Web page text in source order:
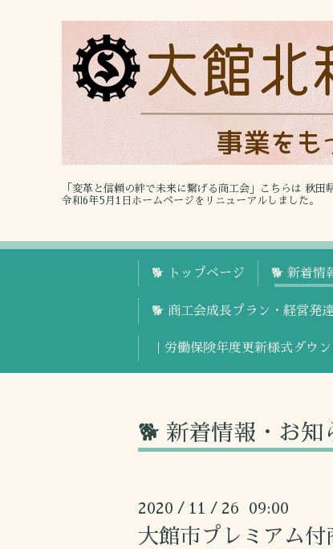
「変革と信頼の絆で未来に繋げる商工会」こちらは 秋
令和6年5月1日ホームページをリニューアルしました。
🐕 トップページ 🐕 新着情
🐕 商工会成長プラン・経営発
｜労働保険年度更新様式ダウ
🐕 新着情報・お知
2020 / 11 / 26 09:00
大館市プレミアム